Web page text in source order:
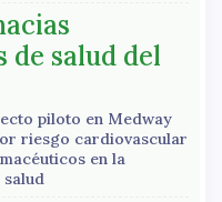
de salud del
piloto en Medway
riesgo cardiovascular
en la